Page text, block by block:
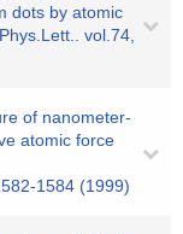
dots by atomic
vol.74,
of nanometer-
atomic force
1584 (1999)